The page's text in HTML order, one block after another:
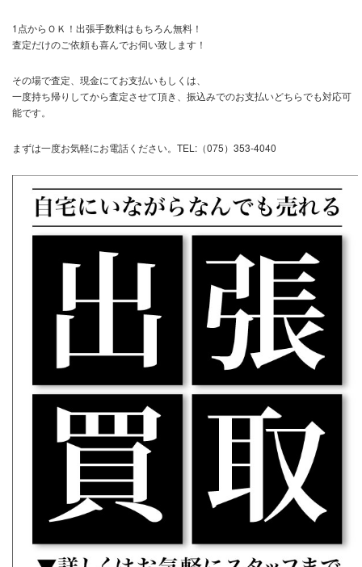
1点からＯＫ！出張手数料はもちろん無料！
査定だけのご依頼も喜んでお伺い致します！
その場で査定、現金にてお支払いもしくは、
一度持ち帰りしてから査定させて頂き、振込みでのお支払いどちらでも対応可
能です。
まずは一度お気軽にお電話ください。TEL:（075）353-4040